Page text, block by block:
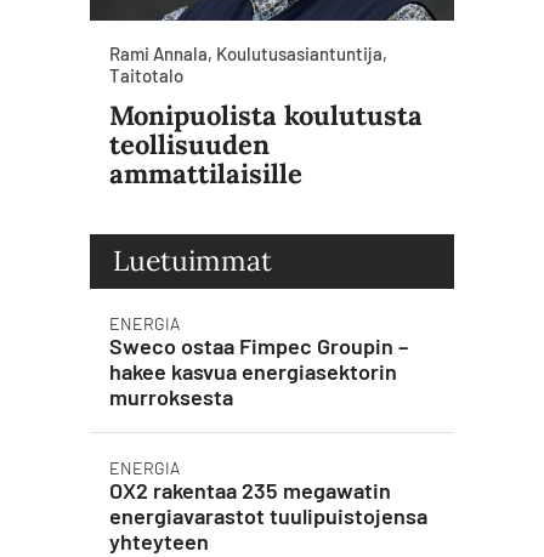
Rami Annala, Koulutusasiantuntija,
Taitotalo
Monipuolista koulutusta
teollisuuden
ammattilaisille
Luetuimmat
ENERGIA
Sweco ostaa Fimpec Groupin –
hakee kasvua energiasektorin
murroksesta
ENERGIA
OX2 rakentaa 235 megawatin
energiavarastot tuulipuistojensa
yhteyteen